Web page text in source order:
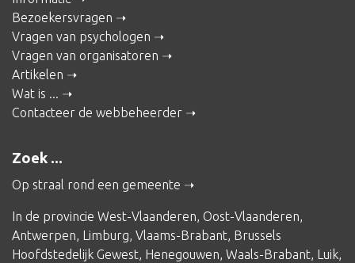
Bezoekersvragen
Vragen van psychologen
Vragen van organisatoren
Artikelen
Wat is ...
Contacteer de webbeheerder
Zoek ...
Op straal rond een gemeente
In de provincie West-Vlaanderen, Oost-Vlaanderen,
Antwerpen, Limburg, Vlaams-Brabant, Brussels
Hoofdstedelijk Gewest, Henegouwen, Waals-Brabant, Luik,